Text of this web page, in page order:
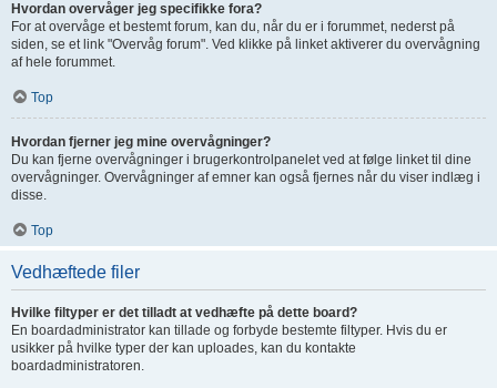
Hvordan overvåger jeg specifikke fora?
For at overvåge et bestemt forum, kan du, når du er i forummet, nederst på
siden, se et link "Overvåg forum". Ved klikke på linket aktiverer du overvågning
af hele forummet.
Top
Hvordan fjerner jeg mine overvågninger?
Du kan fjerne overvågninger i brugerkontrolpanelet ved at følge linket til dine
overvågninger. Overvågninger af emner kan også fjernes når du viser indlæg i
disse.
Top
Vedhæftede filer
Hvilke filtyper er det tilladt at vedhæfte på dette board?
En boardadministrator kan tillade og forbyde bestemte filtyper. Hvis du er
usikker på hvilke typer der kan uploades, kan du kontakte
boardadministratoren.